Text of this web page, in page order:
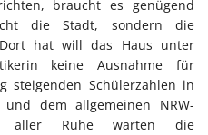
braucht es genügend
die Stadt, sondern die
Dort hat will das Haus unter
keine Ausnahme für
steigenden Schülerzahlen in
dem allgemeinen NRW-
aller Ruhe warten die